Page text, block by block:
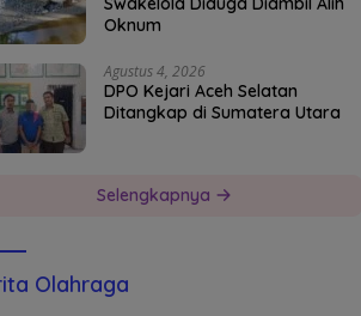
Oknum
Agustus 4, 2026
DPO Kejari Aceh Selatan
Ditangkap di Sumatera Utara
Selengkapnya
Olahraga